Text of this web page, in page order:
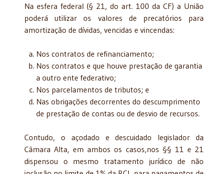
Na esfera federal (§ 21, do art. 100 da CF) a União
poderá utilizar os valores de precatórios para
amortização de dívidas, vencidas e vincendas:
Nos contratos de refinanciamento;
Nos contratos e que houve prestação de garantia
a outro ente federativo;
Nos parcelamentos de tributos; e
Nas obrigações decorrentes do descumprimento
de prestação de contas ou de desvio de recursos.
Contudo, o açodado e descuidado legislador da
Câmara Alta, em ambos os casos,nos §§ 11 e 21
dispensou o mesmo tratamento jurídico de não